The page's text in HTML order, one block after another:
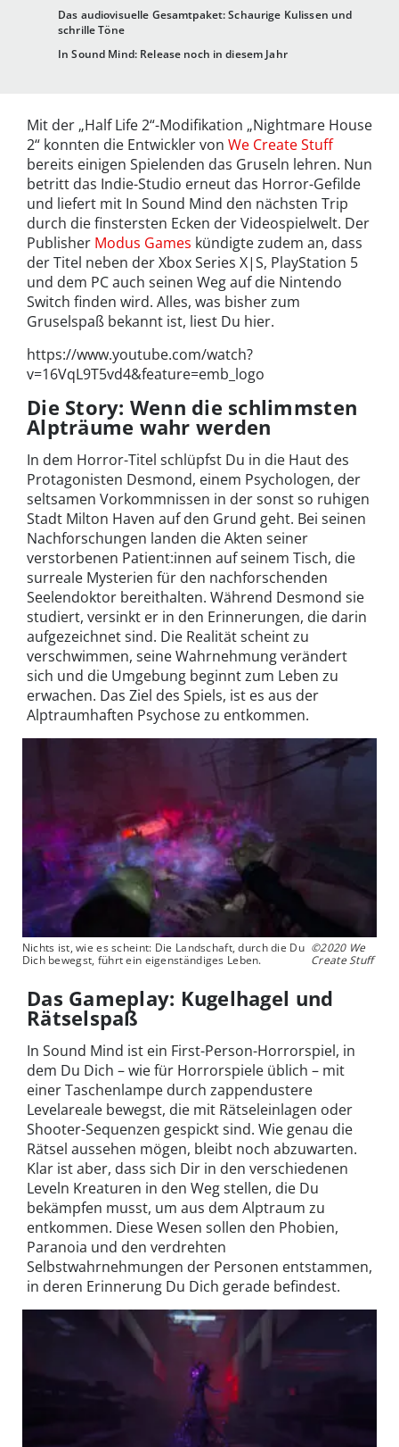
Das audiovisuelle Gesamtpaket: Schaurige Kulissen und
schrille Töne
In Sound Mind: Release noch in diesem Jahr
Mit der „Half Life 2“-Modifikation „Nightmare House
2“ konnten die Entwickler von We Create Stuff
bereits einigen Spielenden das Gruseln lehren. Nun
betritt das Indie-Studio erneut das Horror-Gefilde
und liefert mit In Sound Mind den nächsten Trip
durch die finstersten Ecken der Videospielwelt. Der
Publisher Modus Games kündigte zudem an, dass
der Titel neben der Xbox Series X|S, PlayStation 5
und dem PC auch seinen Weg auf die Nintendo
Switch finden wird. Alles, was bisher zum
Gruselspaß bekannt ist, liest Du hier.
https://www.youtube.com/watch?
v=16VqL9T5vd4&feature=emb_logo
Die Story: Wenn die schlimmsten
Alpträume wahr werden
In dem Horror-Titel schlüpfst Du in die Haut des
Protagonisten Desmond, einem Psychologen, der
seltsamen Vorkommnissen in der sonst so ruhigen
Stadt Milton Haven auf den Grund geht. Bei seinen
Nachforschungen landen die Akten seiner
verstorbenen Patient:innen auf seinem Tisch, die
surreale Mysterien für den nachforschenden
Seelendoktor bereithalten. Während Desmond sie
studiert, versinkt er in den Erinnerungen, die darin
aufgezeichnet sind. Die Realität scheint zu
verschwimmen, seine Wahrnehmung verändert
sich und die Umgebung beginnt zum Leben zu
erwachen. Das Ziel des Spiels, ist es aus der
Alptraumhaften Psychose zu entkommen.
Nichts ist, wie es scheint: Die Landschaft, durch die Du
Dich bewegst, führt ein eigenständiges Leben.
©2020 We
Create Stuff
Das Gameplay: Kugelhagel und
Rätselspaß
In Sound Mind ist ein First-Person-Horrorspiel, in
dem Du Dich – wie für Horrorspiele üblich – mit
einer Taschenlampe durch zappendustere
Levelareale bewegst, die mit Rätseleinlagen oder
Shooter-Sequenzen gespickt sind. Wie genau die
Rätsel aussehen mögen, bleibt noch abzuwarten.
Klar ist aber, dass sich Dir in den verschiedenen
Leveln Kreaturen in den Weg stellen, die Du
bekämpfen musst, um aus dem Alptraum zu
entkommen. Diese Wesen sollen den Phobien,
Paranoia und den verdrehten
Selbstwahrnehmungen der Personen entstammen,
in deren Erinnerung Du Dich gerade befindest.